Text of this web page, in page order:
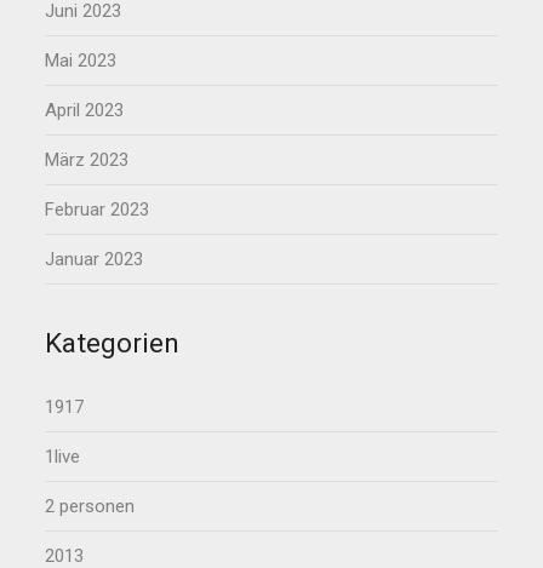
Juni 2023
Mai 2023
April 2023
März 2023
Februar 2023
Januar 2023
Kategorien
1917
1live
2 personen
2013